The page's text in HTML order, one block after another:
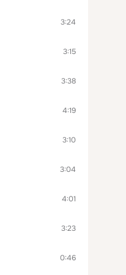
3:24
3:15
3:38
4:19
3:10
3:04
4:01
3:23
0:46